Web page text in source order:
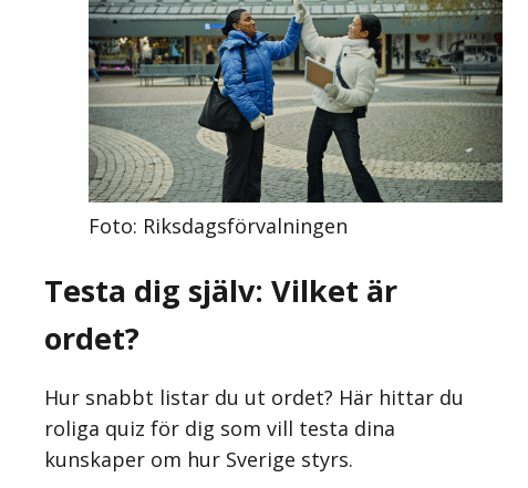
Foto: Riksdagsförvalningen
Testa dig själv: Vilket är
ordet?
Hur snabbt listar du ut ordet? Här hittar du
roliga quiz för dig som vill testa dina
kunskaper om hur Sverige styrs.